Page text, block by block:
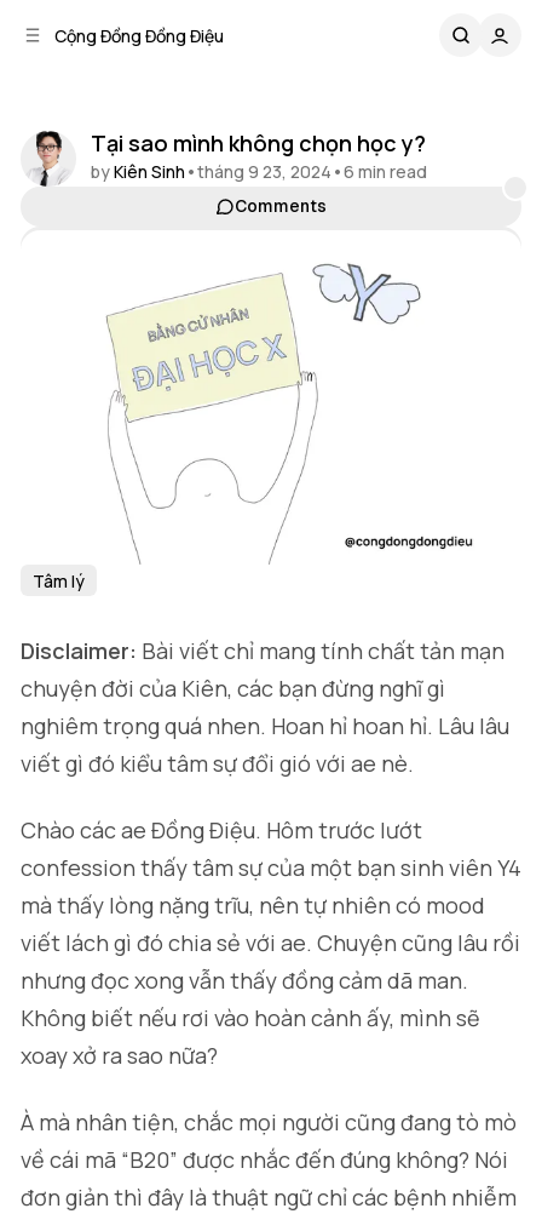
Cộng Đồng Đồng Điệu
Tại sao mình không chọn học y?
byKiên Sinh •tháng 9 23, 2024 •6 min read
Comments
Tâm lý
Disclaimer: Bài viết chỉ mang tính chất tản mạn
chuyện đời của Kiên, các bạn đừng nghĩ gì
nghiêm trọng quá nhen. Hoan hỉ hoan hỉ. Lâu lâu
viết gì đó kiểu tâm sự đổi gió với ae nè.
Chào các ae Đồng Điệu. Hôm trước lướt
confession thấy tâm sự của một bạn sinh viên Y4
mà thấy lòng nặng trĩu, nên tự nhiên có mood
viết lách gì đó chia sẻ với ae. Chuyện cũng lâu rồi
nhưng đọc xong vẫn thấy đồng cảm dã man.
Không biết nếu rơi vào hoàn cảnh ấy, mình sẽ
xoay xở ra sao nữa?
À mà nhân tiện, chắc mọi người cũng đang tò mò
về cái mã “B20” được nhắc đến đúng không? Nói
đơn giản thì đây là thuật ngữ chỉ các bệnh nhiễm